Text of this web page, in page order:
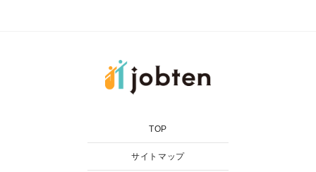
TOP
サイトマップ